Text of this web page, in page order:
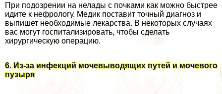
При подозрении на нелады с почками как можно быстрее
идите к нефрологу. Медик поставит точный диагноз и
выпишет необходимые лекарства. В некоторых случаях
вас могут госпитализировать, чтобы сделать
хирургическую операцию.
6. Из-за инфекций мочевыводящих путей и мочевого
пузыря